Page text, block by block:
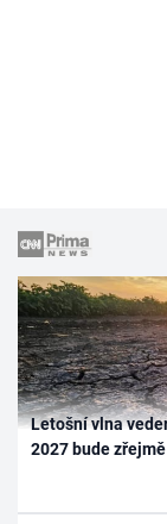
Letošní vlna
2027 bude